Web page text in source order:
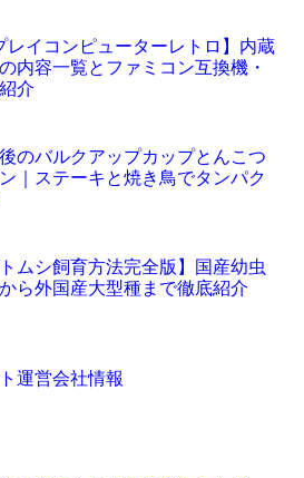
レイコンピューターレトロ】内蔵
内容一覧とファミコン互換機・
介
のバルクアップカップとんこつ
｜ステーキと焼き鳥でタンパク
トムシ飼育方法完全版】国産幼虫
ら外国産大型種まで徹底紹介
運営会社情報